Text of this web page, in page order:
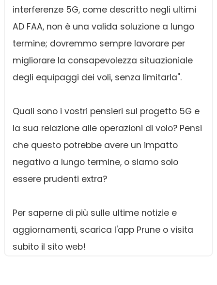
interferenze 5G, come descritto negli ultimi
AD FAA, non è una valida soluzione a lungo
termine; dovremmo sempre lavorare per
migliorare la consapevolezza situazioniale
degli equipaggi dei voli, senza limitarla".
Quali sono i vostri pensieri sul progetto 5G e
la sua relazione alle operazioni di volo? Pensi
che questo potrebbe avere un impatto
negativo a lungo termine, o siamo solo
essere prudenti extra?
Per saperne di più sulle ultime notizie e
aggiornamenti, scarica l'app Prune o visita
subito il sito web!